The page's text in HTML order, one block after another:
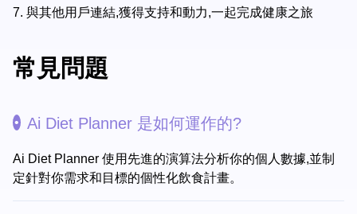
7. 與其他用戶連結,獲得支持和動力,一起完成健康之旅
常見問題
Ai Diet Planner 是如何運作的?
Ai Diet Planner 使用先進的演算法分析你的個人數據,並制
定針對你需求和目標的個性化飲食計畫。